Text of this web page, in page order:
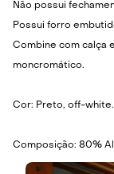
Não possui
Possui forro
Combine com calça
moncromático.
Cor: Preto, off-white.
Composição: 80%